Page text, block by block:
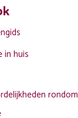
in huis
rondom